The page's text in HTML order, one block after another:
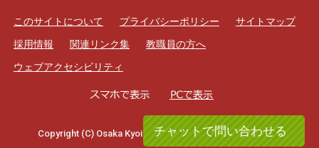
このサイトについて プライバシーポリシー
サイトマップ
採用情報
関連リンク集
教職員の方へ
ウェブアクセシビリティ
Copyright (C) Osaka Kyoiku University. All rights reserved.
チャットで問い合わせる